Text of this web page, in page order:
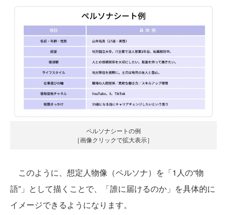
ペルソナシートの例
［画像クリックで拡大表示］
このように、想定人物像（ペルソナ）を「1人の“物
語”」として描くことで、「誰に届けるのか」を具体的に
イメージできるようになります。